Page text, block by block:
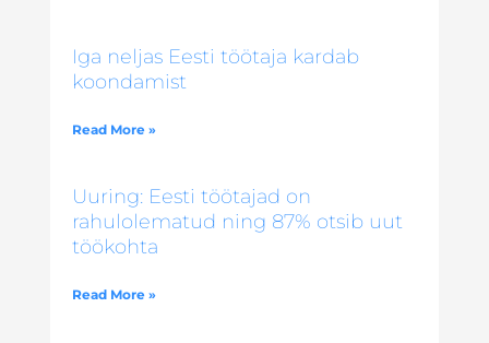
Iga neljas Eesti töötaja kardab
koondamist
Read More »
Uuring: Eesti töötajad on
rahulolematud ning 87% otsib uut
töökohta
Read More »